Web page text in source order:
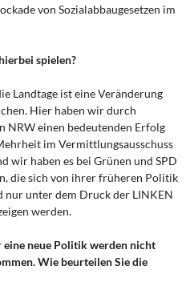
von Sozialabbaugesetzen im
spielen?
Landtage ist eine Veränderung
Hier haben wir durch
NRW einen bedeutenden Erfolg
im Vermittlungsausschuss
wir haben es bei Grünen und SPD
die sich von ihrer früheren Politik
unter dem Druck der LINKEN
werden.
neue Politik werden nicht
Wie beurteilen Sie die